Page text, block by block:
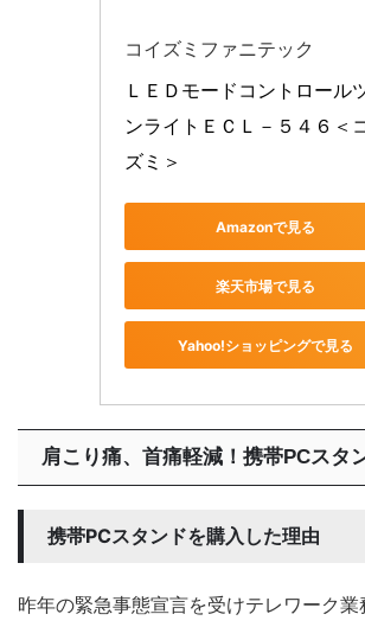
コイズミファニテック
ＬＥＤモードコントロール
ンライトＥＣＬ－５４６＜
ズミ＞
Amazonで見る
楽天市場で見る
Yahoo!ショッピングで見る
肩こり痛、首痛軽減！携帯PCスタ
携帯PCスタンドを購入した理由
昨年の緊急事態宣言を受けテレワーク